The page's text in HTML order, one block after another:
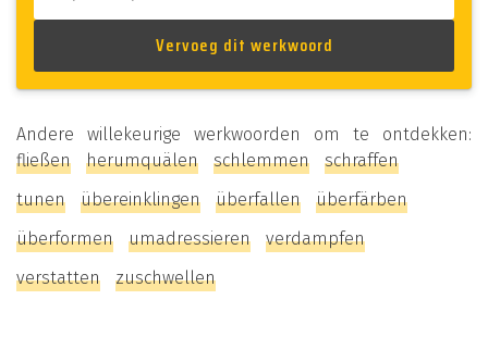
Andere willekeurige werkwoorden om te ontdekken:
fließen
herumquälen schlemmen
schraffen
tunen
übereinklingen überfallen
überfärben
überformen
umadressieren
verdampfen
verstatten
zuschwellen